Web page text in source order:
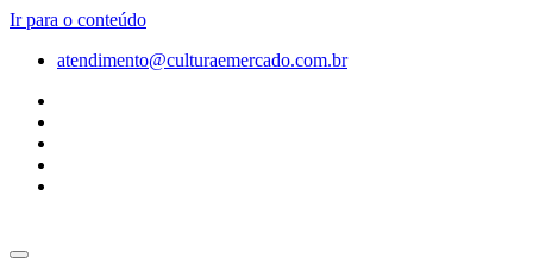
Ir para o conteúdo
atendimento@culturaemercado.com.br